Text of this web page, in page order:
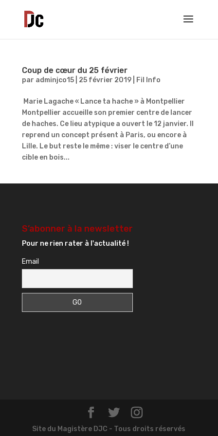
Coup de cœur du 25 février
par adminjco15| 25 février 2019| Fil Info
Marie Lagache « Lance ta hache » à Montpellier
Montpellier accueille son premier centre de lancer
de haches. Ce lieu atypique a ouvert le 12 janvier. Il
reprend un concept présent à Paris, ou encore à
Lille. Le but reste le même : viser le centre d’une
cible en bois...
S’abonner à la newsletter
Pour ne rien rater à l'actualité !
Email
Site du Magistère DJC - Tous droits réservés